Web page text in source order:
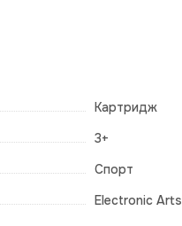
Картридж
3+
Спорт
Electronic Arts